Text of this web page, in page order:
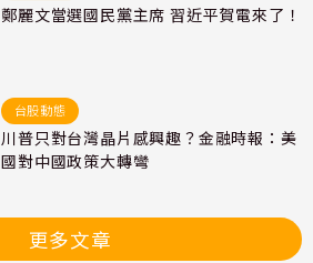
鄭麗文當選國民黨主席 習近平賀電來了！
台股動態
川普只對台灣晶片感興趣？金融時報：美
國對中國政策大轉彎
更多文章